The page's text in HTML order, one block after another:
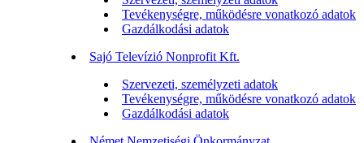
Tevékenységre, működésre vonatkozó adatok
Gazdálkodási adatok
Sajó Televízió Nonprofit Kft.
Szervezeti, személyzeti adatok
Tevékenységre, működésre vonatkozó adatok
Gazdálkodási adatok